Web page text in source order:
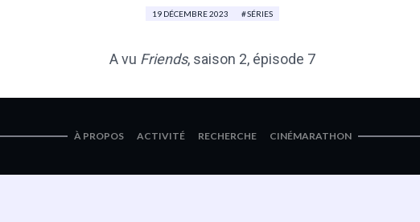
19 DÉCEMBRE 2023 SÉRIES
A vu Friends, saison 2, épisode 7
À PROPOS ACTIVITÉ RECHERCHE CINÉMARATHON